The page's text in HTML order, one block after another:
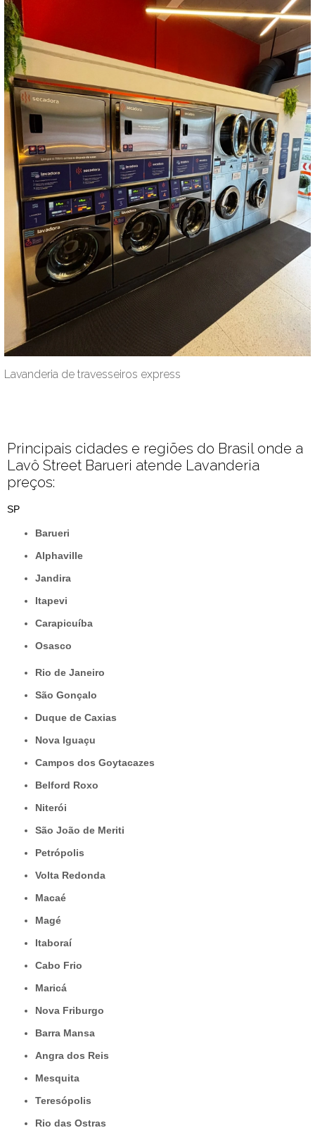
Lavanderia de travesseiros express
Principais cidades e regiões do Brasil onde a
Lavô Street Barueri atende Lavanderia
preços:
SP
Barueri
Alphaville
Jandira
Itapevi
Carapicuíba
Osasco
Rio de Janeiro
São Gonçalo
Duque de Caxias
Nova Iguaçu
Campos dos Goytacazes
Belford Roxo
Niterói
São João de Meriti
Petrópolis
Volta Redonda
Macaé
Magé
Itaboraí
Cabo Frio
Maricá
Nova Friburgo
Barra Mansa
Angra dos Reis
Mesquita
Teresópolis
Rio das Ostras